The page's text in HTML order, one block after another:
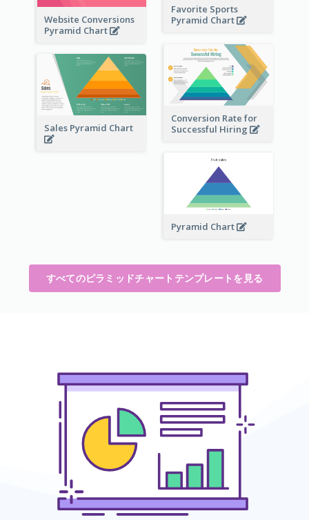
Favorite Sports
Pyramid Chart
Website Conversions
Pyramid Chart
Conversion Rate for
Successful Hiring
Sales Pyramid Chart
Pyramid Chart
すべてのピラミッドチャートテンプレートを見る